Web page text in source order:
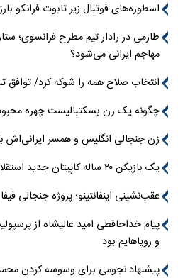
اسطوره‌های فوتبال زیر تابوت فرانکو
طارمی در رادار تیم مطرح فرانسوی؛
مهاجم ایرانی می‌شود؟
انتخاب صلاح همه را شوکه کرد/ توافق
چگونه یک زن بسکتبالیست چهره
زن جنجالی انگلیس و همسر ایرانی‌اش
یک بازیکن ۲۰ ساله کاپیتان جدید استقلال
عقب‌نشینی اینفانتینو؛ پروژه جنجالی
پیام خداحافظی امید عالیشاه از
و رویاهایم بود
پیشنهاد نجومی برای وسوسه کردن